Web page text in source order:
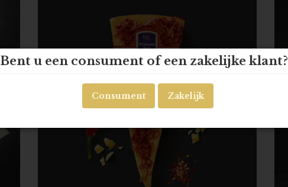
Consument Zakelijk
Bent u een consument of een zakelijke klant?